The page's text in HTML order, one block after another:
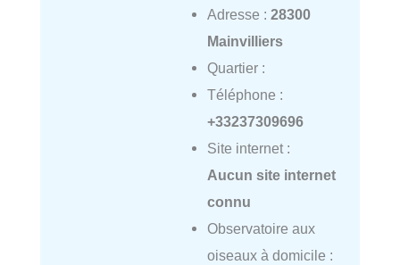
Adresse : 28300
Mainvilliers
Quartier :
Téléphone :
+33237309696
Site internet :
Aucun site internet
connu
Observatoire aux
oiseaux à domicile :